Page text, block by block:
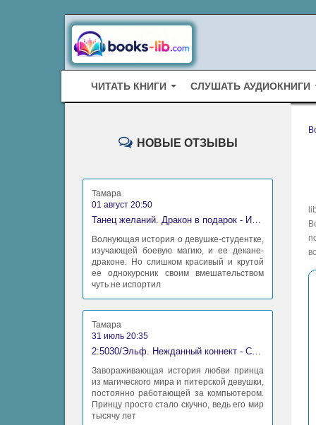
ЧИТАТЬ КНИГИ СЛУШАТЬ АУДИОКНИГИ
НОВЫЕ ОТЗЫВЫ
Тамара
01 август 20:50
Танец желаний. Дракон в подарок - Ирина Алексеева
Волнующая история о девушке-студентке,
изучающей боевую магию, и ее декане-
драконе. Но слишком красивый и крутой
ее однокурсник своим вмешательством
чуть не испортил
Тамара
31 июль 20:35
2:5030/Эльф. Нежданный коннект - Станислав Миков
Завораживающая история любви принца
из магического мира и питерской девушки,
постоянно работающей за компьютером.
Принцу просто стало скучно, ведь его мир
тысячу лет